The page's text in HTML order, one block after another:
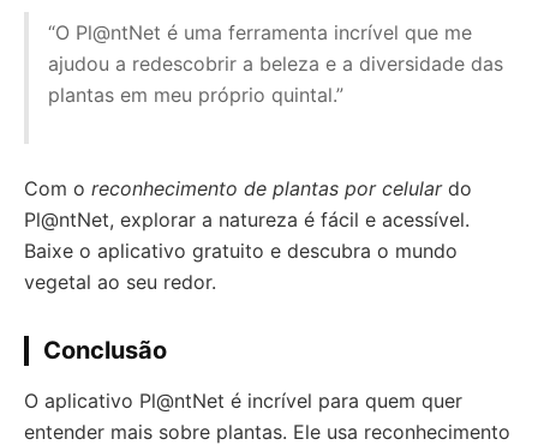
“O Pl@ntNet é uma ferramenta incrível que me
ajudou a redescobrir a beleza e a diversidade das
plantas em meu próprio quintal.”
Com o reconhecimento de plantas por celulardo
Pl@ntNet, explorar a natureza é fácil e acessível.
Baixe o aplicativo gratuito e descubra o mundo
vegetal ao seu redor.
Conclusão
O aplicativo Pl@ntNet é incrível para quem quer
entender mais sobre plantas. Ele usa reconhecimento